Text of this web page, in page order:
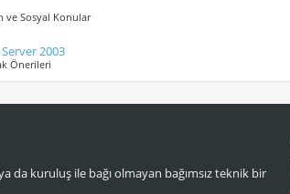
ve Sosyal Konular
2003
Önerileri
da kuruluş ile bağı olmayan bağımsız teknik bir